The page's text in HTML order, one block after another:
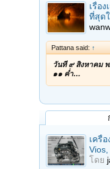
เรื่อ
ที่สุด
Pattana said: ↑
วันที่ ๙ สิงหาคม
๑๑ ค่ำ…
เครื่
โดย